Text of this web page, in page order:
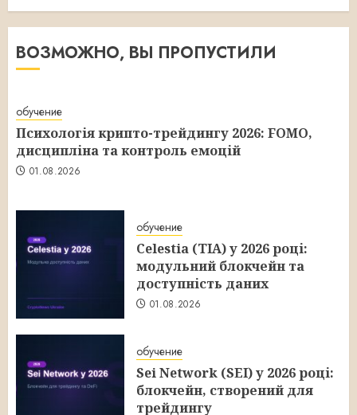
ВОЗМОЖНО, ВЫ ПРОПУСТИЛИ
обучение
Психологія крипто-трейдингу 2026: FOMO,
дисципліна та контроль емоцій
01.08.2026
обучение
Celestia (TIA) у 2026 році:
модульний блокчейн та
доступність даних
01.08.2026
обучение
Sei Network (SEI) у 2026 році:
блокчейн, створений для
трейдингу